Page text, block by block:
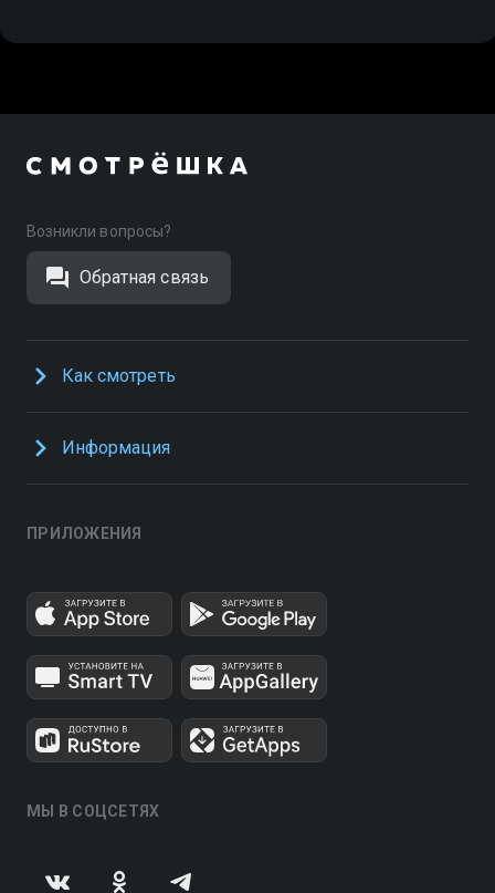
Возникли вопросы?
Обратная связь
Как смотреть
Информация
ПРИЛОЖЕНИЯ
МЫ В СОЦСЕТЯХ